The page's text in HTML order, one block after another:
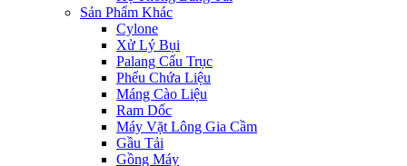
Sản Phẩm Khác
Cylone
Xử Lý Bụi
Palang Cẩu Trục
Phểu Chứa Liệu
Máng Cào Liệu
Ram Dốc
Máy Vặt Lông Gia Cầm
Gầu Tải
Gồng Máy